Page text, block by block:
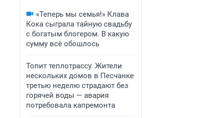
«Теперь мы семья!» Клава
Кока сыграла тайную свадьбу
с богатым блогером. В какую
сумму всё обошлось
Топит теплотрассу. Жители
нескольких домов в Песчанке
третью неделю страдают без
горячей воды — авария
потребовала капремонта